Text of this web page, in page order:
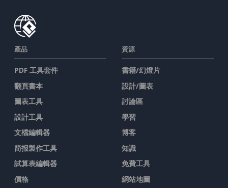
產品
PDF 工具套件
翻頁書本
圖表工具
設計工具
文檔編輯器
简报製作工具
試算表編輯器
價格
資源
書籍/幻燈片
設計/圖表
討論區
學習
博客
知識
免費工具
網站地圖